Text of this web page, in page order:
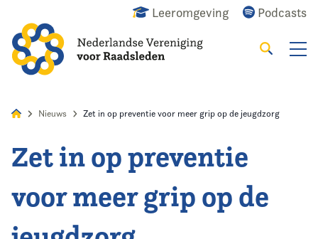
Leeromgeving Podcasts
Zoeken
Home
Agenda
Nieuws
Nieuws Zet in op preventie voor meer grip op de jeugdzorg
Zet in op preventie
voor meer grip op de